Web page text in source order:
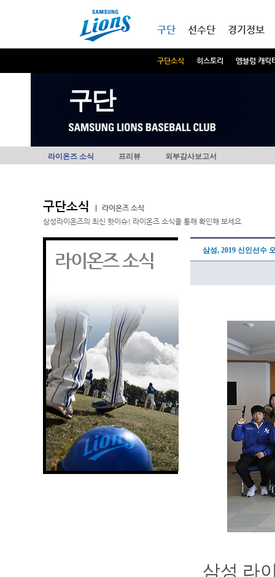
구단
구단소식 히스토리 엠블럼 캐릭
선수단 경기정보
구단
라이온즈 소식 프리뷰 외부감사보고서
구단소식
라이온즈 소식
삼성라이온즈의 최신 핫이슈! 라이온즈 소식을 통해 확인해 보세요.
라이온즈 소식 삼성, 2019 신인선수
삼성 라